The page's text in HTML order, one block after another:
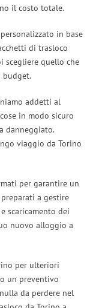
il costo totale.
in base
di trasloco
scegliere quello che
budget.
addetti al
in modo sicuro
danneggiato.
viaggio da Torino
per garantire un
a gestire
scaricamento dei
nuovo alloggio a
per ulteriori
un preventivo
da perdere nel